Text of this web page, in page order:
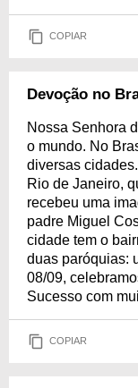
COPIAR
Devoção no
Nossa Senhora
o mundo. No
diversas
Rio de Janeiro,
recebeu uma
padre Miguel
cidade tem o
duas paróquias:
08/09,
Sucesso com
COPIAR